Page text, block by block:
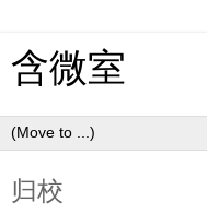
含微室
归校